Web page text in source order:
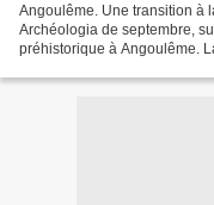
Angoulême. Une transition à
Archéologia de septembre,
préhistorique à Angoulême.